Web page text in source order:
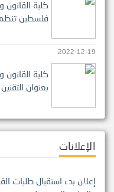
كلية القانون
فلسطين تنظم
2022-12-19
كلية القانون
بعنوان التقنين
الإعلانات
إعلان بدء استقبال طلبات